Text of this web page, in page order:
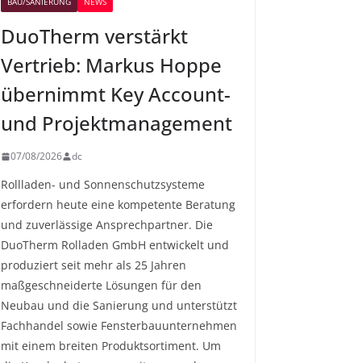
DuoTherm verstärkt
Vertrieb: Markus Hoppe
übernimmt Key Account-
und Projektmanagement
07/08/2026 dc
Rollladen- und Sonnenschutzsysteme
erfordern heute eine kompetente Beratung
und zuverlässige Ansprechpartner. Die
DuoTherm Rolladen GmbH entwickelt und
produziert seit mehr als 25 Jahren
maßgeschneiderte Lösungen für den
Neubau und die Sanierung und unterstützt
Fachhandel sowie Fensterbauunternehmen
mit einem breiten Produktsortiment. Um